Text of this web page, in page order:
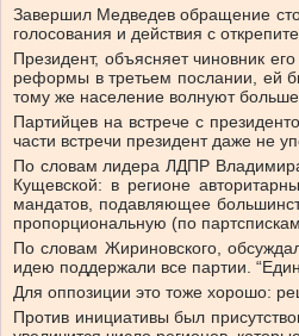
Завершил Медведев обращение
голосования и действия с
Президент, объясняет чиновник
реформы в третьем послании, ей
тому же население волнуют
Партийцев на встрече с
части встречи президент даже не
По словам лидера ЛДПР Владимира
Кущевской: в регионе
мандатов, подавляющее
пропорциональную (по
По словам Жириновского,
идею поддержали все партии.
Для оппозиции это тоже хорошо:
Против инициативы был